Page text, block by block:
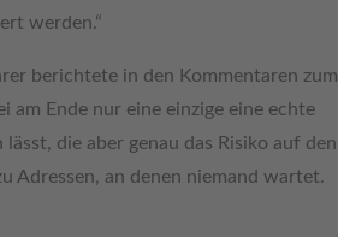
werden.“
berichtete in den Kommentaren zum
Ende nur eine einzige eine echte
die aber genau das Risiko auf den
Adressen, an denen niemand wartet.